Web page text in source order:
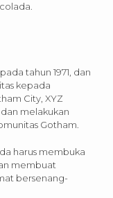
tahun 1971, dan
kepada
City, XYZ
melakukan
Gotham.
harus membuka
membuat
bersenang-